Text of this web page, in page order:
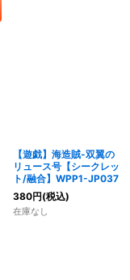
【遊戯】海造賊-双翼の
リュース号【シークレッ
ト/融合】WPP1-JP037
380円(税込)
在庫なし